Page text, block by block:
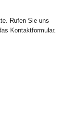
Rufen Sie uns
Kontaktformular.